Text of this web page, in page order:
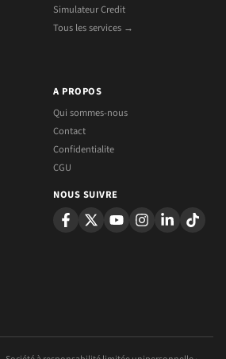
Simulateur Credit
Tous les services →
A PROPOS
Qui sommes-nous
Contact
Confidentialite
CGU
NOUS SUIVRE